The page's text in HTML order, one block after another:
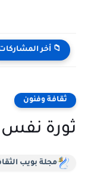
📁 أخر
ثقافة وفنون
ثورة نفس
مجلة بويب